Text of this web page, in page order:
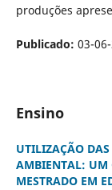
produções
Publicado: 03-
Ensino
UTILIZAÇÃO
AMBIENTAL: UM
MESTRADO EM